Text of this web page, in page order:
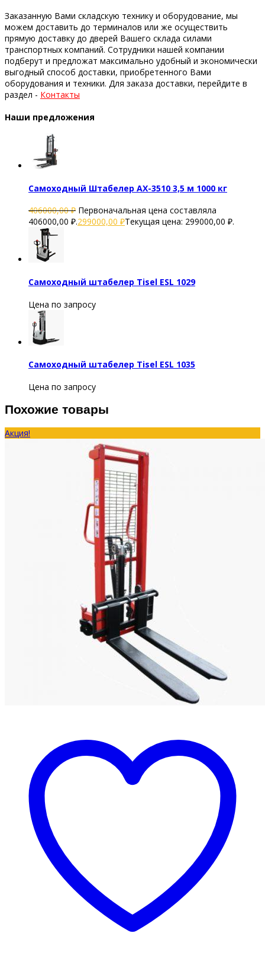
Заказанную Вами складскую технику и оборудование, мы
можем доставить до терминалов или же осуществить
прямую доставку до дверей Вашего склада силами
транспортных компаний. Сотрудники нашей компании
подберут и предложат максимально удобный и экономически
выгодный способ доставки, приобретенного Вами
оборудования и техники. Для заказа доставки, перейдите в
раздел - Контакты
Наши предложения
Самоходный Штабелер AX-3510 3,5 м 1000 кг
406000,00₽ Первоначальная цена составляла
406000,00 ₽.299000,00 ₽Текущая цена: 299000,00 ₽.
Самоходный штабелер Tisel ESL 1029
Цена по запросу
Самоходный штабелер Tisel ESL 1035
Цена по запросу
Похожие товары
Акция!